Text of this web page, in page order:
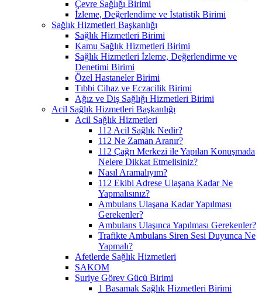
Çevre Sağlığı Birimi
İzleme, Değerlendime ve İstatistik Birimi
Sağlık Hizmetleri Başkanlığı
Sağlık Hizmetleri Birimi
Kamu Sağlık Hizmetleri Birimi
Sağlık Hizmetleri İzleme, Değerlendirme ve
Denetimi Birimi
Özel Hastaneler Birimi
Tıbbi Cihaz ve Eczacilik Birimi
Ağız ve Diş Sağlığı Hizmetleri Birimi
Acil Sağlık Hizmetleri Başkanlığı
Acil Sağlık Hizmetleri
112 Acil Sağlık Nedir?
112 Ne Zaman Aranır?
112 Çağrı Merkezi ile Yapılan Konuşmada
Nelere Dikkat Etmelisiniz?
Nasıl Aramalıyım?
112 Ekibi Adrese Ulaşana Kadar Ne
Yapmalısınız?
Ambulans Ulaşana Kadar Yapılması
Gerekenler?
Ambulans Ulaşınca Yapılması Gerekenler?
Trafikte Ambulans Siren Sesi Duyunca Ne
Yapmalı?
Afetlerde Sağlık Hizmetleri
SAKOM
Suriye Görev Gücü Birimi
1 Basamak Sağlık Hizmetleri Birimi